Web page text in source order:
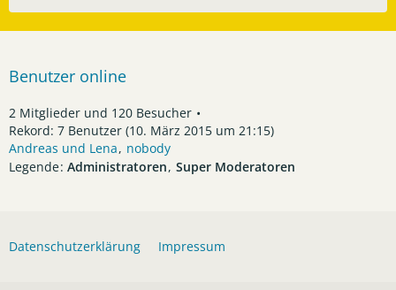
Benutzer online
2 Mitglieder und 120 Besucher
Rekord: 7 Benutzer (10. März 2015 um 21:15)
Andreas und Lena
nobody
Legende Administratoren Super Moderatoren
Datenschutzerklärung Impressum